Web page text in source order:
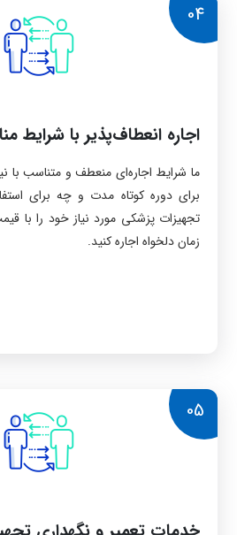
04
اجاره انعطاف‌پذیر با شرایط
ما شرایط اجاره‌ای منعطف و متناسب با
برای دوره کوتاه مدت و چه برای
تجهیزات پزشکی مورد نیاز خود را با
زمان دلخواه اجاره کنید.
05